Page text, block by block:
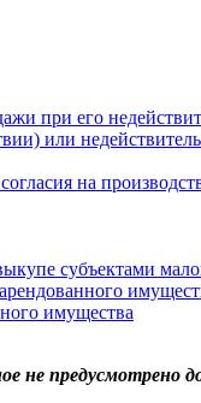
при его
или
на
субъектами
имущества
не предусмотрено